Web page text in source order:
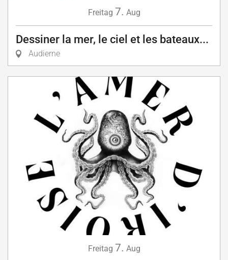
Freitag 7. Aug
Dessiner la mer, le ciel et les bateaux...
Audierne
Freitag 7. Aug